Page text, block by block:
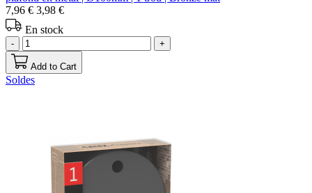
7,96 € 3,98 €
En stock
- +
Add to Cart
Soldes